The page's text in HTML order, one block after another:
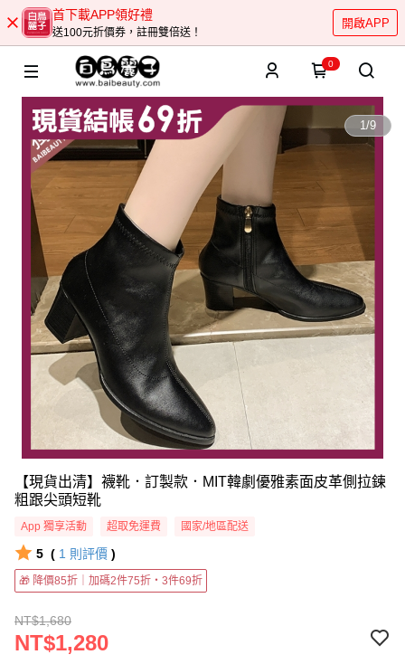
首下載APP領好禮
送100元折價券，註冊雙倍送！
開啟APP
0
1/9
【現貨出清】襪靴．訂製款．MIT韓劇優雅素面皮革側拉鍊
粗跟尖頭短靴
App 獨享活動 超取免運費 國家/地區配送
5 ( 1 則評價 )
🎁 降價85折｜加碼2件75折・3件69折
NT$1,680
NT$1,280